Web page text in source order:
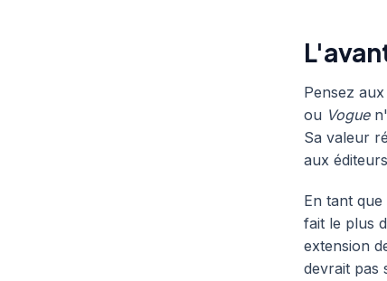
Pensez
ou Vogue
Sa valeur
aux
En tant
fait le plus
extension
devrait pas